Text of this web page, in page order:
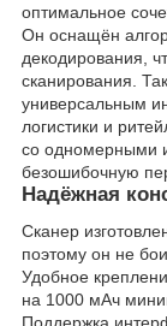
оптимальное
Он оснащён
декодирования,
сканирования.
универсальным
логистики и
со одномерными
безошибочную
Надёжная
Сканер
поэтому он не
Удобное
на 1000 мАч
Поддержка